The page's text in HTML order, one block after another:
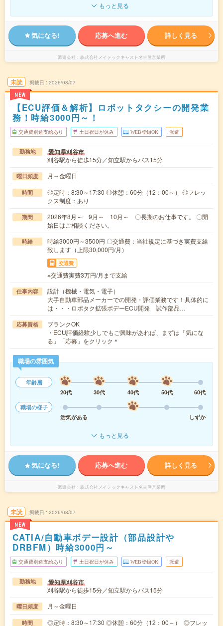
もっと見る
気になる! 応募へ進む 詳しく見る
派遣会社 株式会社メイテックキャスト名古屋営業所
未読
NEW
掲載日 2026/08/07
【ECU評価＆解析】ロボットタクシーの開発業
務！時給3000円～！
交通費別途支給あり 土日祝日が休み WEB登録OK 派遣
勤務地 愛知県刈谷市
刈谷駅から徒歩15分／知立駅からバス15分
曜日頻度 月～金曜日
時間
◎定時：8:30～17:30 ◎休憩：60分（12：00～） ◎フレッ
クス制度：あり
期間
2026年8月～ 9月～ 10月～ 〇長期のお仕事です。 〇開
始日はご相談ください。
時給
時給3000円～3500円 〇交通費：当社規定に基づき実費支給
致します（上限30,000円/月）
交通費
※交通費実費3万円/月まで支給
仕事内容
設計（機械・電気・電子）
大手自動車部品メーカーでの開発・評価業務です！具体的に
は・・・ロボタク拡張ボデーECU開発 試作部品…
応募資格
ブランクOK
・ECU評価経験少しでもご興味があれば、まずは「気にな
る」「応募」をクリック＊
職場の雰囲気
年齢層
20代
30代 40代 50代
60代
職場の様子
活気がある
しずか
もっと見る
気になる! 応募へ進む 詳しく見る
派遣会社 株式会社メイテックキャスト名古屋営業所
未読
NEW
掲載日 2026/08/07
CATIA/自動車ボデー設計（部品設計や
DRBFM）時給3000円～
交通費別途支給あり 土日祝日が休み WEB登録OK 派遣
勤務地 愛知県刈谷市
刈谷駅から徒歩15分／知立駅からバス15分
曜日頻度 月～金曜日
時間 ◎定時：8:30～17:30 ◎休憩：60分（12：00～） ◎フレッ